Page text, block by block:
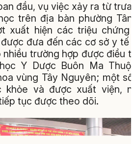
đầu, vụ việc xảy ra từ trưa
trên địa bàn phường Tân
xuất hiện các triệu chứng
đưa đến các cơ sở y tế
trường hợp được điều
Y Dược Buôn Ma
vùng Tây Nguyên; một
khỏe và được xuất viện,
tục được theo dõi.